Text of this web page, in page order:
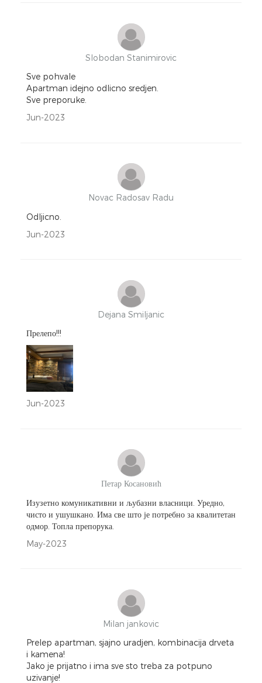
Slobodan Stanimirovic
Sve pohvale
Apartman idejno odlicno sredjen.
Sve preporuke.
Jun-2023
Novac Radosav Radu
Odljicno.
Jun-2023
Dejana Smiljanic
Прелепо!!!
Jun-2023
Петар Косановић
Изузетно комуникативни и љубазни власници. Уредно,
чисто и ушушкано. Има све што је потребно за квалитетан
одмор. Топла препорука.
May-2023
Milan jankovic
Prelep apartman, sjajno uradjen, kombinacija drveta
i kamena!
Jako je prijatno i ima sve sto treba za potpuno
uzivanje!